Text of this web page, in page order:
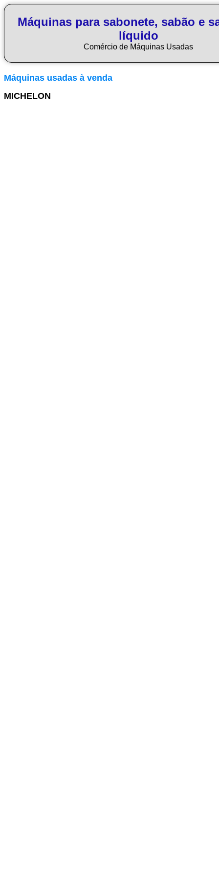
Máquinas para sabonete, sabão e
líquido
Comércio de Máquinas Usadas
Máquinas usadas à venda
MICHELON